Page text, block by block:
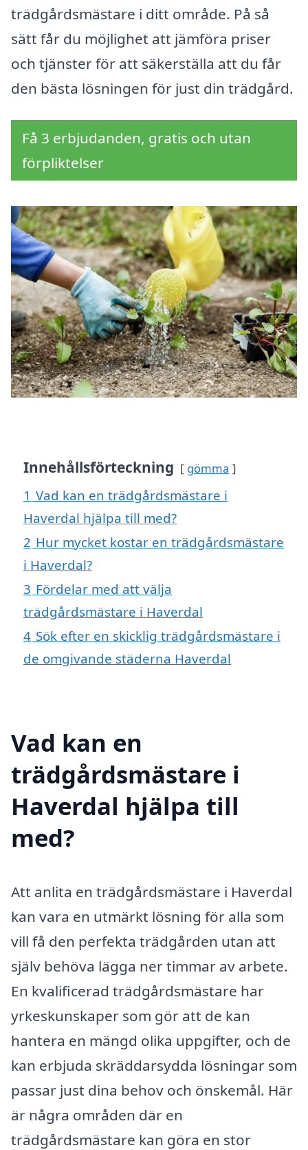
trädgårdsmästare i ditt område. På så
sätt får du möjlighet att jämföra priser
och tjänster för att säkerställa att du får
den bästa lösningen för just din trädgård.
Få 3 erbjudanden, gratis och utan
förpliktelser
Innehållsförteckning gömma
1 Vad kan en trädgårdsmästare i
Haverdal hjälpa till med?
2 Hur mycket kostar en trädgårdsmästare
i Haverdal?
3 Fördelar med att välja
trädgårdsmästare i Haverdal
4 Sök efter en skicklig trädgårdsmästare i
de omgivande städerna Haverdal
Vad kan en
trädgårdsmästare i
Haverdal hjälpa till
med?
Att anlita en trädgårdsmästare i Haverdal
kan vara en utmärkt lösning för alla som
vill få den perfekta trädgården utan att
själv behöva lägga ner timmar av arbete.
En kvalificerad trädgårdsmästare har
yrkeskunskaper som gör att de kan
hantera en mängd olika uppgifter, och de
kan erbjuda skräddarsydda lösningar som
passar just dina behov och önskemål. Här
är några områden där en
trädgårdsmästare kan göra en stor